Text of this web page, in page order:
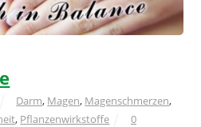
Darm, Magen, Magenschmerzen,
, Pflanzenwirkstoffe
0